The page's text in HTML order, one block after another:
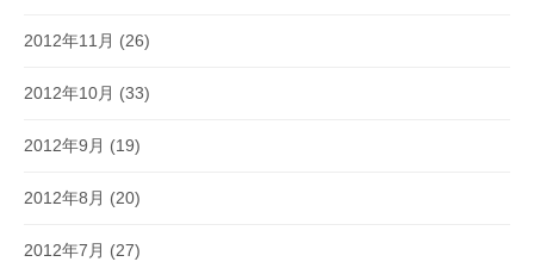
2012年11月 (26)
2012年10月 (33)
2012年9月 (19)
2012年8月 (20)
2012年7月 (27)